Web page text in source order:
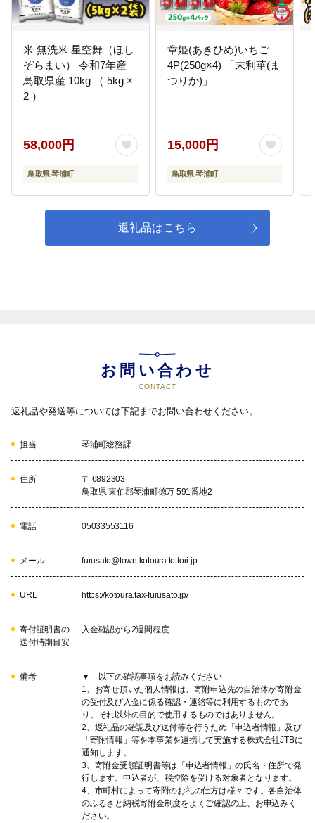
米 無洗米 星空舞（ほし
ぞらまい） 令和7年産
鳥取県産 10kg （ 5kg ×
2 ）
58,000円
鳥取県 琴浦町
章姫(あきひめ)いちご
4P(250g×4) 「末利華(ま
つりか)」
15,000円
鳥取県 琴浦町
返礼品はこちら
お問い合わせ
CONTACT
返礼品や発送等については下記までお問い合わせください。
担当 琴浦町総務課
住所
〒 6892303
鳥取県 東伯郡琴浦町徳万 591番地2
電話 05033553116
メール furusato@town.kotoura.tottori.jp
URL https://kotoura.tax-furusato.jp/
寄付証明書の
送付時期目安
入金確認から2週間程度
備考
▼ 以下の確認事項をお読みください
1、お寄せ頂いた個人情報は、寄附申込先の自治体が寄附金
の受付及び入金に係る確認・連絡等に利用するものであ
り、それ以外の目的で使用するものではありません。
2、返礼品の確認及び送付等を行うため「申込者情報」及び
「寄附情報」等を本事業を連携して実施する株式会社JTBに
通知します。
3、寄附金受領証明書等は「申込者情報」の氏名・住所で発
行します。申込者が、税控除を受ける対象者となります。
4、市町村によって寄附のお礼の仕方は様々です。各自治体
のふるさと納税寄附金制度をよくご確認の上、お申込みく
ださい。